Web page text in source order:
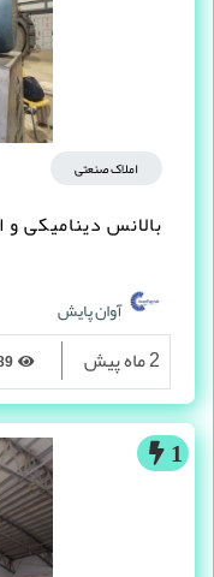
املاک صنعتی
بالانس دینامیکی
آوان پایش
2 ماه پیش
1